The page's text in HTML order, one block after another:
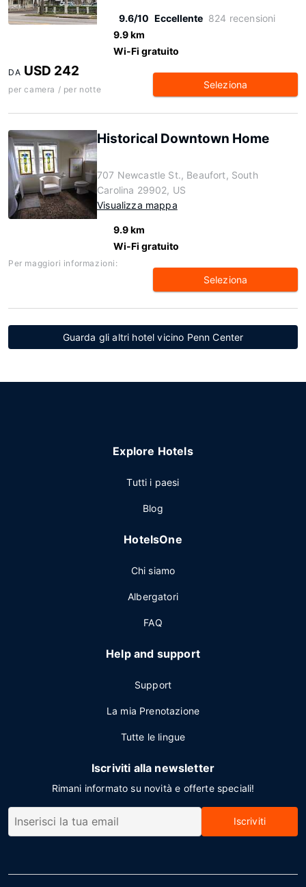
9.6/10 Eccellente 824 recensioni
9.9 km
Wi-Fi gratuito
DA USD 242
per camera / per notte Seleziona
Historical Downtown Home
707 Newcastle St., Beaufort, South
Carolina 29902, US
Visualizza mappa
9.9 km
Wi-Fi gratuito
Per maggiori informazioni:
Seleziona
Guarda gli altri hotel vicino Penn Center
Explore Hotels
Tutti i paesi
Blog
HotelsOne
Chi siamo
Albergatori
FAQ
Help and support
Support
La mia Prenotazione
Tutte le lingue
Iscriviti alla newsletter
Rimani informato su novità e offerte speciali!
Iscriviti